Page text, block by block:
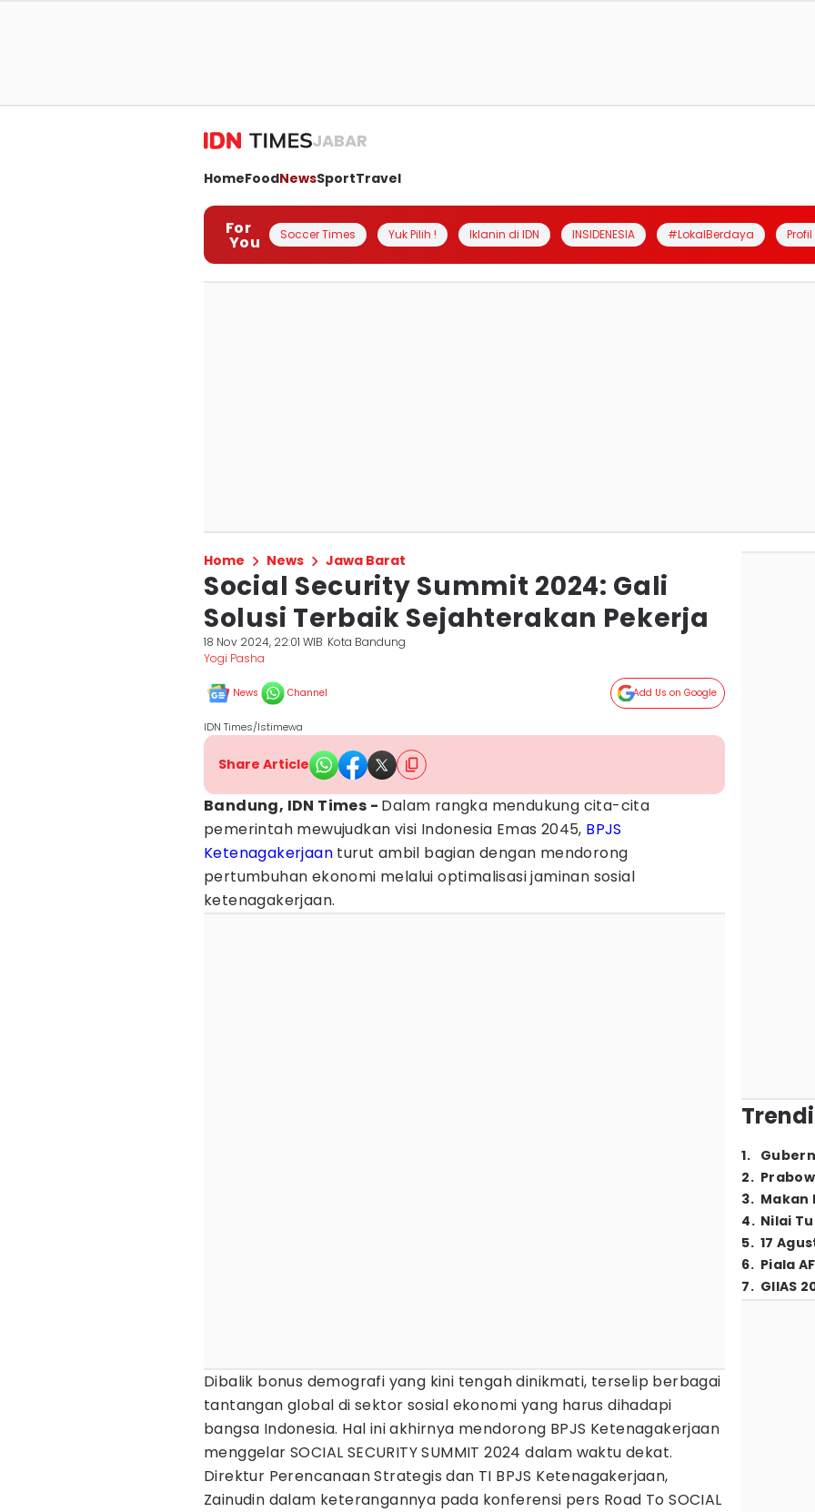
JABAR
HomeFoodNewsSportTravel
For
You Soccer Times Yuk Pilih ! Iklanin di IDN INSIDENESIA #LokalBerdaya
Home News Jawa Barat
Social Security Summit 2024: Gali
Solusi Terbaik Sejahterakan Pekerja
18 Nov 2024, 22:01 WIB Kota Bandung
Yogi Pasha
News Channel Add Us on Google
IDN Times/Istimewa
Share Article
Bandung, IDN Times - Dalam rangka mendukung cita-cita
pemerintah mewujudkan visi Indonesia Emas 2045, BPJS
Ketenagakerjaan turut ambil bagian dengan mendorong
pertumbuhan ekonomi melalui optimalisasi jaminan sosial
ketenagakerjaan.
Dibalik bonus demografi yang kini tengah dinikmati, terselip berbagai
tantangan global di sektor sosial ekonomi yang harus dihadapi
bangsa Indonesia. Hal ini akhirnya mendorong BPJS Ketenagakerjaan
menggelar SOCIAL SECURITY SUMMIT 2024 dalam waktu dekat.
Direktur Perencanaan Strategis dan TI BPJS Ketenagakerjaan,
Zainudin dalam keterangannya pada konferensi pers Road To SOCIAL
1.
2.
3. Makan
4. Nilai
5. 17
6. Piala
7. GIIAS